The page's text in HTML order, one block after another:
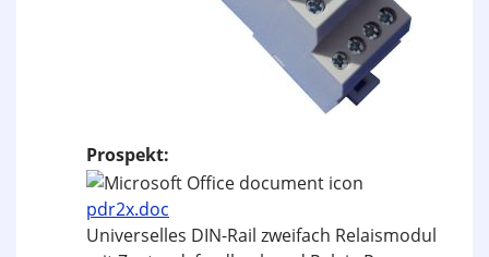
Prospekt:
pdr2x.doc
Universelles DIN-Rail zweifach Relaismodul